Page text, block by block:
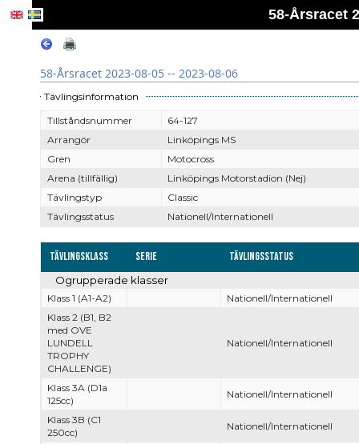
58-Årsracet
58-Årsracet 2023-08-05 -- 2023-08-06
Tävlingsinformation
Tillståndsnummer
64-127
Arrangör
Linköpings MS
Gren
Motocross
Arena (tillfällig)
Linköpings Motorstadion (Nej)
Tävlingstyp
Classic
Tävlingsstatus
Nationell/Internationell
Tävlingsklass Serie Tävlingsstatus
Ogrupperade klasser
Klass 1 (A1-A2)
Nationell/Internationell
Klass 2 (B1, B2
med OVE
LUNDELL
TROPHY
CHALLENGE)
Nationell/Internationell
Klass 3A (D1a
125cc)
Nationell/Internationell
Klass 3B (C1
250cc)
Nationell/Internationell